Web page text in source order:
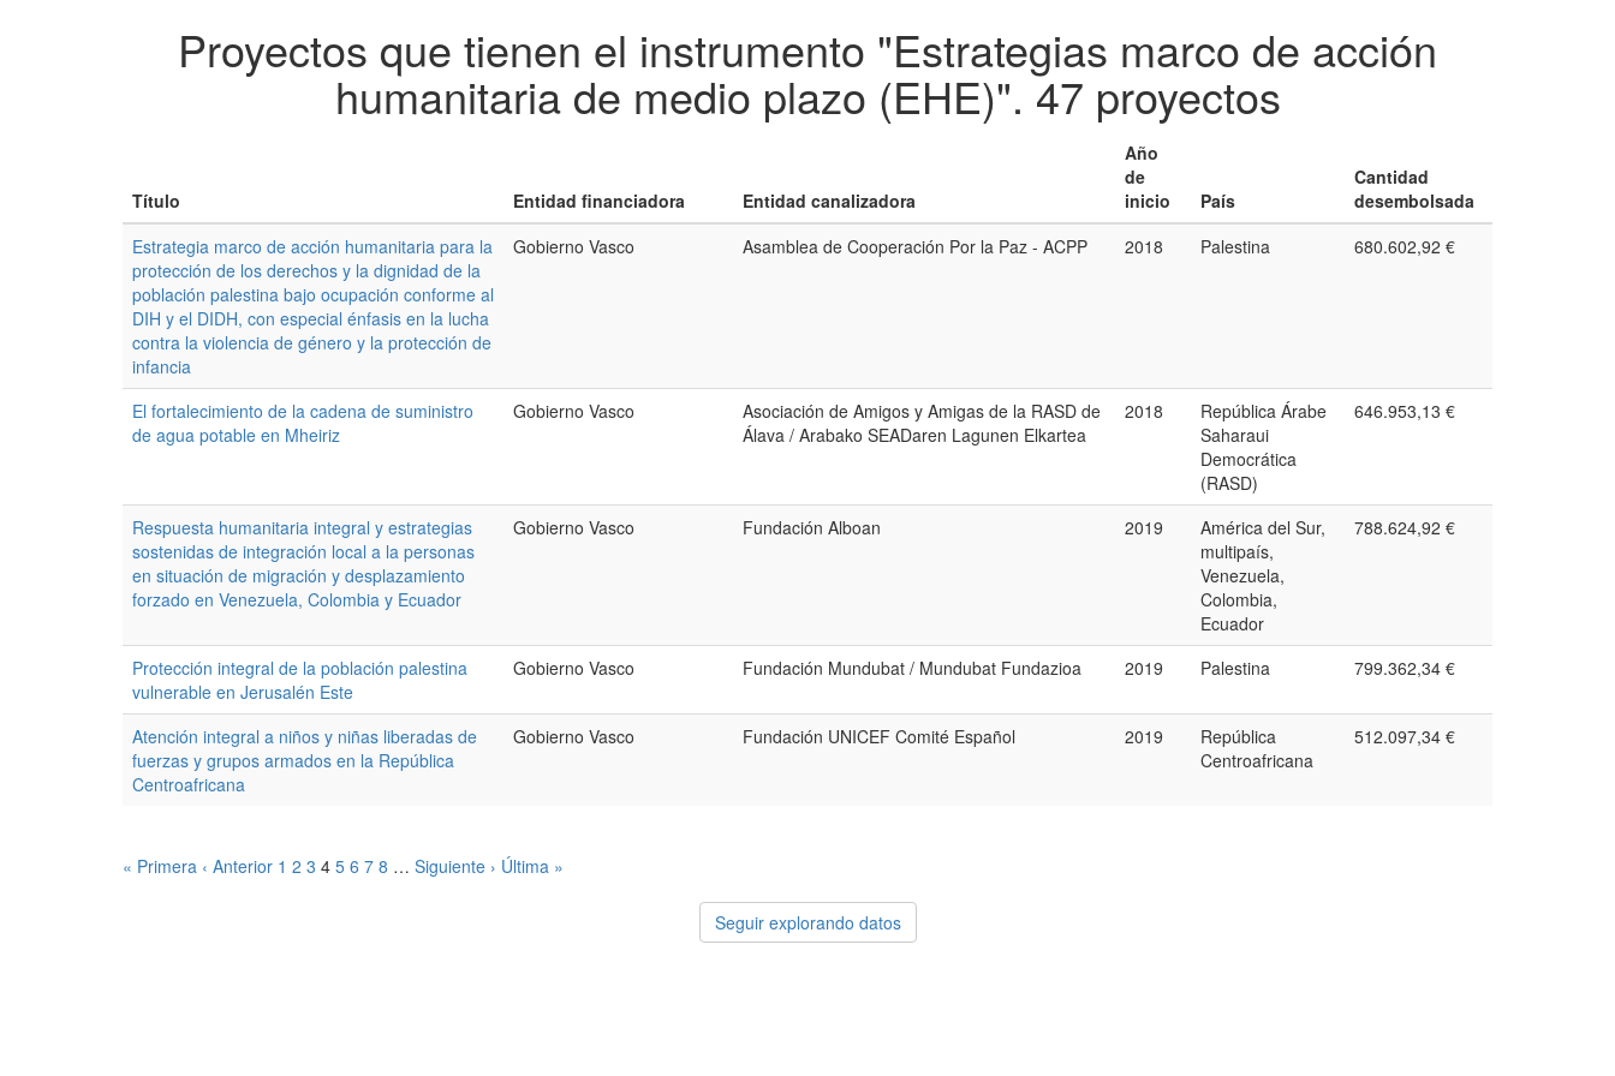
Proyectos que tienen el instrumento "Estrategias marco de acción
humanitaria de medio plazo (EHE)".47 proyectos
Título Entidad financiadora Entidad canalizadora
Año
de
inicio
País
Cantidad
desembolsada
Estrategia marco de acción humanitaria para la
protección de los derechos y la dignidad de la
población palestina bajo ocupación conforme al
DIH y el DIDH, con especial énfasis en la lucha
contra la violencia de género y la protección de
infancia
Gobierno Vasco Asamblea de Cooperación Por la Paz - ACPP 2018 Palestina 680.602,92 €
El fortalecimiento de la cadena de suministro
de agua potable en Mheiriz
Gobierno Vasco
Asociación de Amigos y Amigas de la RASD de
Álava / Arabako SEADaren Lagunen Elkartea
2018
República Árabe
Saharaui
Democrática
(RASD)
646.953,13 €
Respuesta humanitaria integral y estrategias
sostenidas de integración local a la personas
en situación de migración y desplazamiento
forzado en Venezuela, Colombia y Ecuador
Gobierno Vasco Fundación Alboan 2019
América del Sur,
multipaís,
Venezuela,
Colombia,
Ecuador
788.624,92 €
Protección integral de la población palestina
vulnerable en Jerusalén Este
Gobierno Vasco Fundación Mundubat / Mundubat Fundazioa 2019 Palestina 799.362,34 €
Atención integral a niños y niñas liberadas de
fuerzas y grupos armados en la República
Centroafricana
Gobierno Vasco Fundación UNICEF Comité Español 2019
República
Centroafricana
512.097,34 €
« Primera ‹ Anterior 1 2 3 4 5 6 7 8 … Siguiente › Última »
Seguir explorando datos